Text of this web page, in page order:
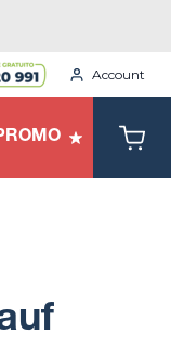
Account